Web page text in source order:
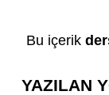
Bu içerik
YAZILAN